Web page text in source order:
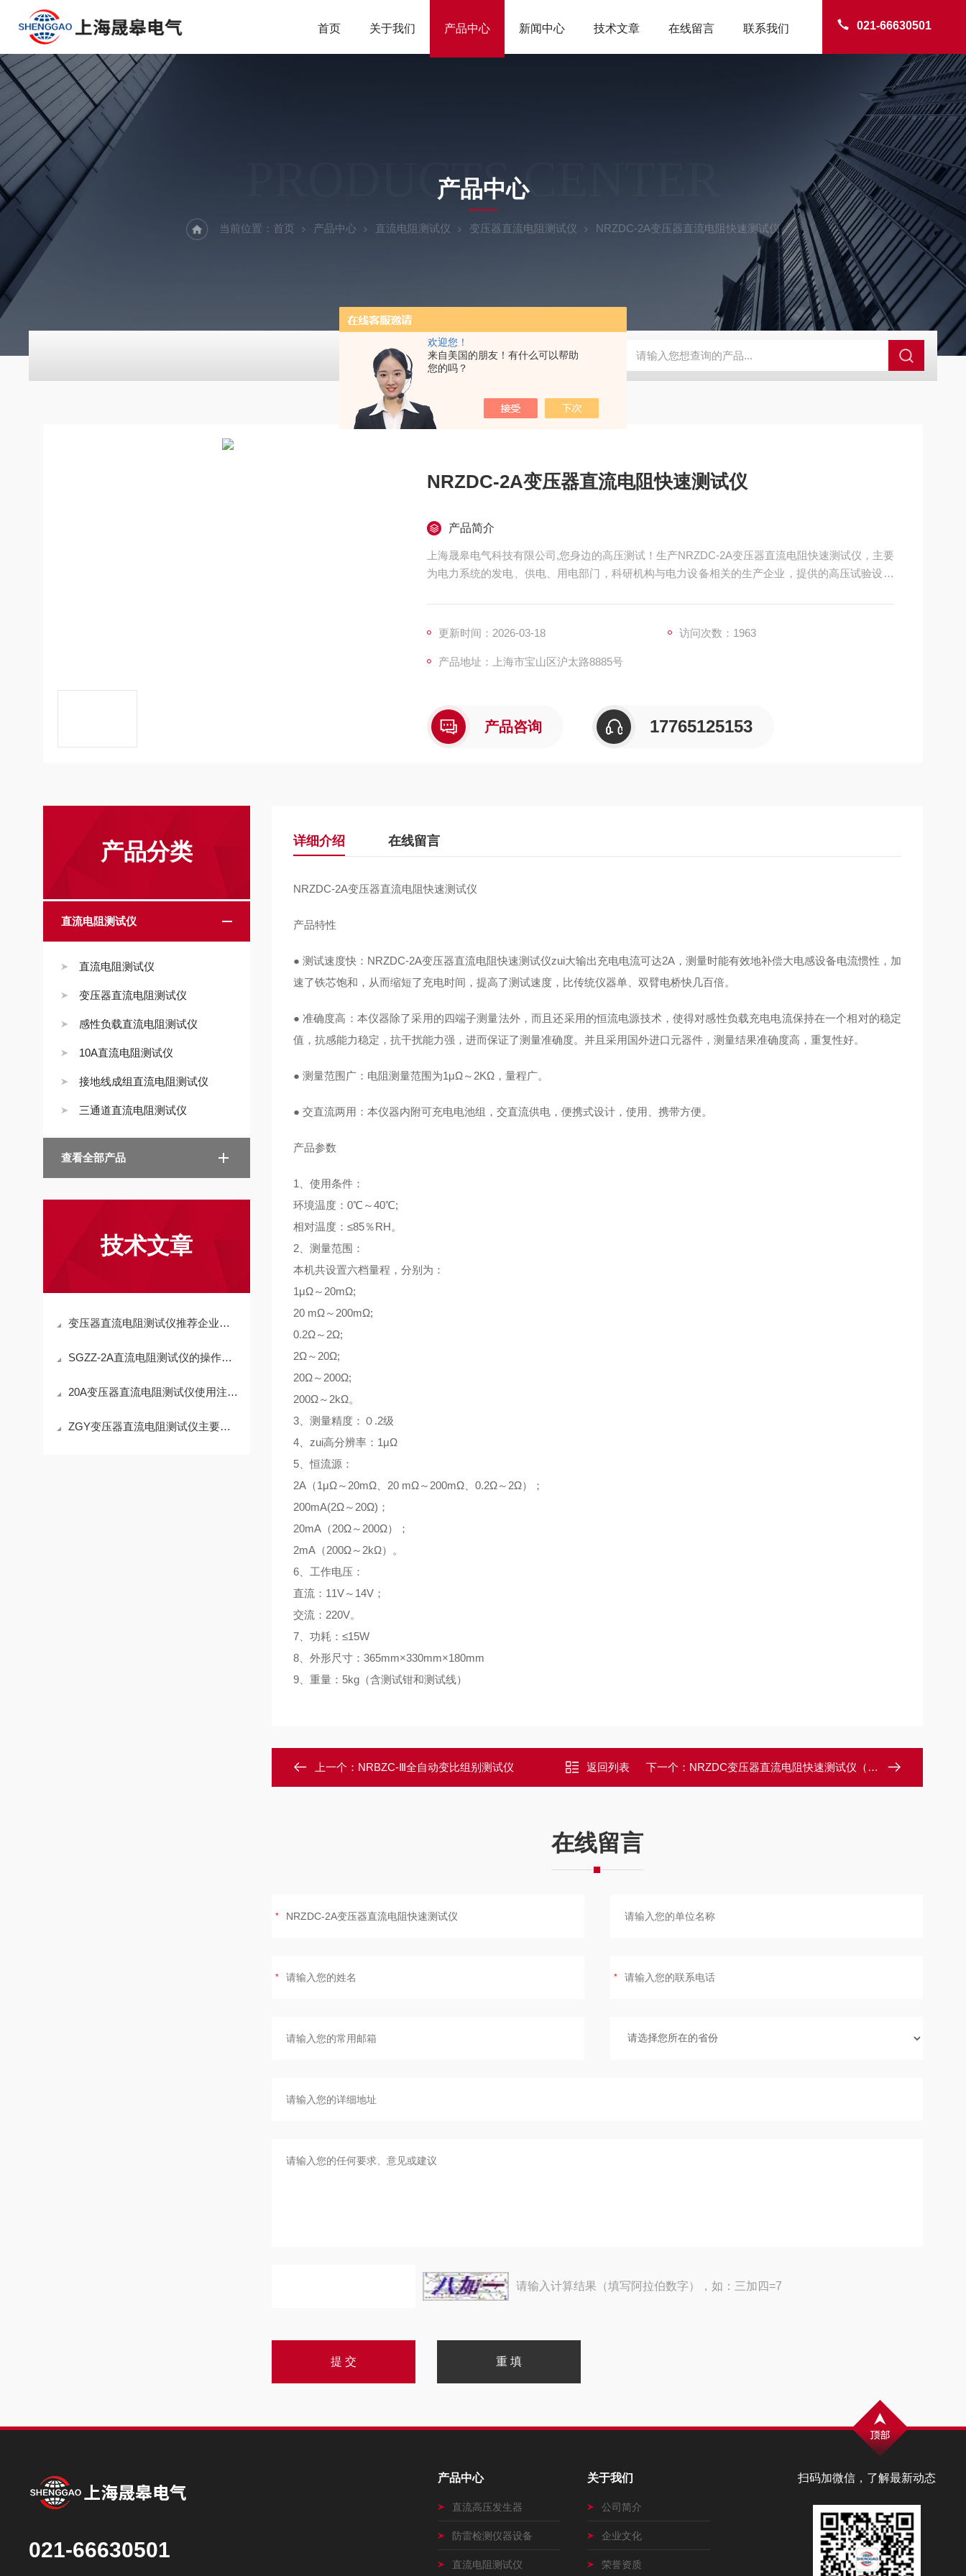
欢迎您！
来自美国的朋友！有什么可以帮助
您的吗？
021-66630501
首页 关于我们 产品中心 新闻中心 技术文章 在线留言 联系我们
PRODUCTS CENTER
产品中心
当前位置： 首页 产品中心 直流电阻测试仪 变压器直流电阻测试仪 NRZDC-2A变压器直流电阻快速测试仪
NRZDC-2A变压器直流电阻快速测试仪
产品简介
上海晟皋电气科技有限公司,您身边的高压测试！生产NRZDC-2A变压器直流电阻快速测试仪，主要
为电力系统的发电、供电、用电部门，科研机构与电力设备相关的生产企业，提供的高压试验设备
更新时间：2026-03-18 访问次数：1963
产品地址：上海市宝山区沪太路8885号
产品咨询 17765125153
产品分类
直流电阻测试仪
直流电阻测试仪
变压器直流电阻测试仪
感性负载直流电阻测试仪
10A直流电阻测试仪
接地线成组直流电阻测试仪
三通道直流电阻测试仪
查看全部产品
技术文章
变压器直流电阻测试仪推荐企业：上海晟皋的便携式设计适配多场景测试
SGZZ-2A直流电阻测试仪的操作规程
20A变压器直流电阻测试仪使用注意事项
ZGY变压器直流电阻测试仪主要功能及特点
详细介绍 在线留言
NRZDC-2A变压器直流电阻快速测试仪
产品特性
● 测试速度快： NRZDC-2A变压器直流电阻快速测试仪zui大输出充电电流可达2A，测量时能有效地补偿大电感设备电流惯性，加
速了铁芯饱和，从而缩短了充电时间，提高了测试速度，比传统仪器单、双臂电桥快几百倍。
● 准确度高：本仪器除了采用的四端子测量法外，而且还采用的恒流电源技术，使得对感性负载充电电流保持在一个相对的稳定
值，抗感能力稳定，抗干扰能力强，进而保证了测量准确度。并且采用国外进口元器件，测量结果准确度高，重复性好。
● 测量范围广： 电阻测量范围为1μΩ～2KΩ，量程广。
● 交直流两用：本仪器内附可充电电池组，交直流供电，便携式设计，使用、携带方便。
产品参数
1、使用条件：
环境温度：0℃～40℃;
相对温度：≤85％RH。
2、测量范围：
本机共设置六档量程，分别为：
1μΩ～20mΩ;
20 mΩ～200mΩ;
0.2Ω～2Ω;
2Ω～20Ω;
20Ω～200Ω;
200Ω～2kΩ。
3、测量精度：０.2级
4、zui高分辨率：1μΩ
5、恒流源：
2A（1μΩ～20mΩ、20 mΩ～200mΩ、0.2Ω～2Ω）；
200mA(2Ω～20Ω)；
20mA（20Ω～200Ω）；
2mA（200Ω～2kΩ）。
6、工作电压：
直流：11V～14V；
交流：220V。
7、功耗：≤15W
8、外形尺寸：365mm×330mm×180mm
9、重量：5kg（含测试钳和测试线）
上一个： NRBZC-Ⅲ全自动变比组别测试仪 返回列表 下一个： NRZDC变压器直流电阻快速测试仪（5A-10A）
在线留言
请输入计算结果（填写阿拉伯数字），如：三加四=7
扫码加微信，了解最新动态
021-66630501
产品中心
直流高压发生器
防雷检测仪器设备
直流电阻测试仪
关于我们
公司简介
企业文化
荣誉资质